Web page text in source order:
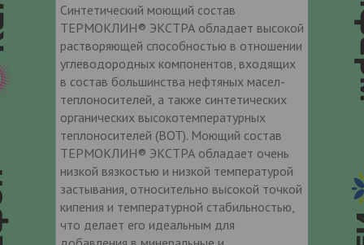
Синтетический моющий состав
ТЕРМОКЛИН® ЭКСТРА обладает высокой
растворяющей способностью в отношении
углеводородных компонентов, входящих
в состав большинства нефтяных масел-
теплоносителей, а также синтетических
органических высокотемпературных
теплоносителей (ВОТ). Моющий состав
ТЕРМОКЛИН® ЭКСТРА обладает очень
низкой вязкостью и низкой температурой
застывания, относительно высокой точкой
кипения и температурной стабильностью,
что делает его идеальным для